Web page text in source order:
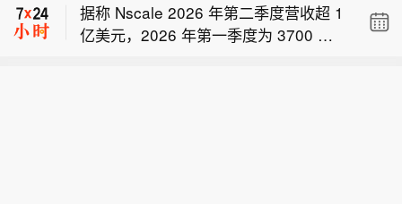
据称 Nscale 2026 年第二季度营收超 1
亿美元，2026 年第一季度为 3700 万